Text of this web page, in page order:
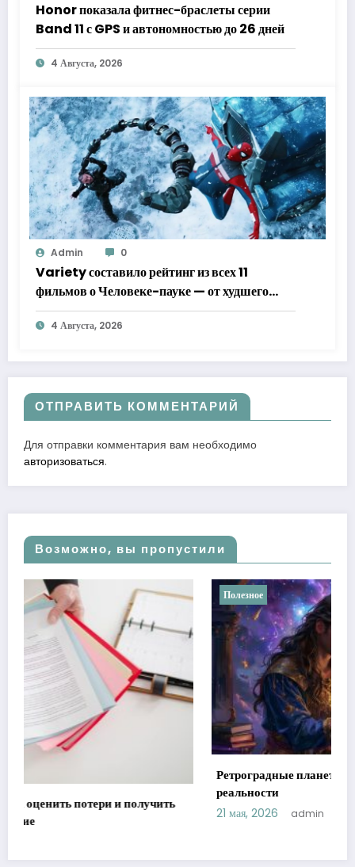
Honor показала фитнес-браслеты серии
Band 11 с GPS и автономностью до 26 дней
4 Августа, 2026
Admin 0
Variety составило рейтинг из всех 11
фильмов о Человеке-пауке — от худшего
к лучшему
4 Августа, 2026
ОТПРАВИТЬ КОММЕНТАРИЙ
Для отправки комментария вам необходимо
авторизоваться.
Возможно, вы пропустили
Полезное
Ретроградные планеты в астрологии: мифы против
21 мая, 2026